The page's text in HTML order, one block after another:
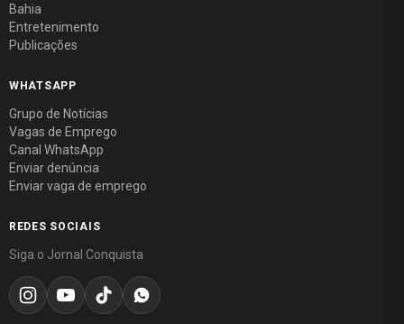
Bahia
Entretenimento
Publicações
WHATSAPP
Grupo de Notícias
Vagas de Emprego
Canal WhatsApp
Enviar denúncia
Enviar vaga de emprego
REDES SOCIAIS
Siga o Jornal Conquista